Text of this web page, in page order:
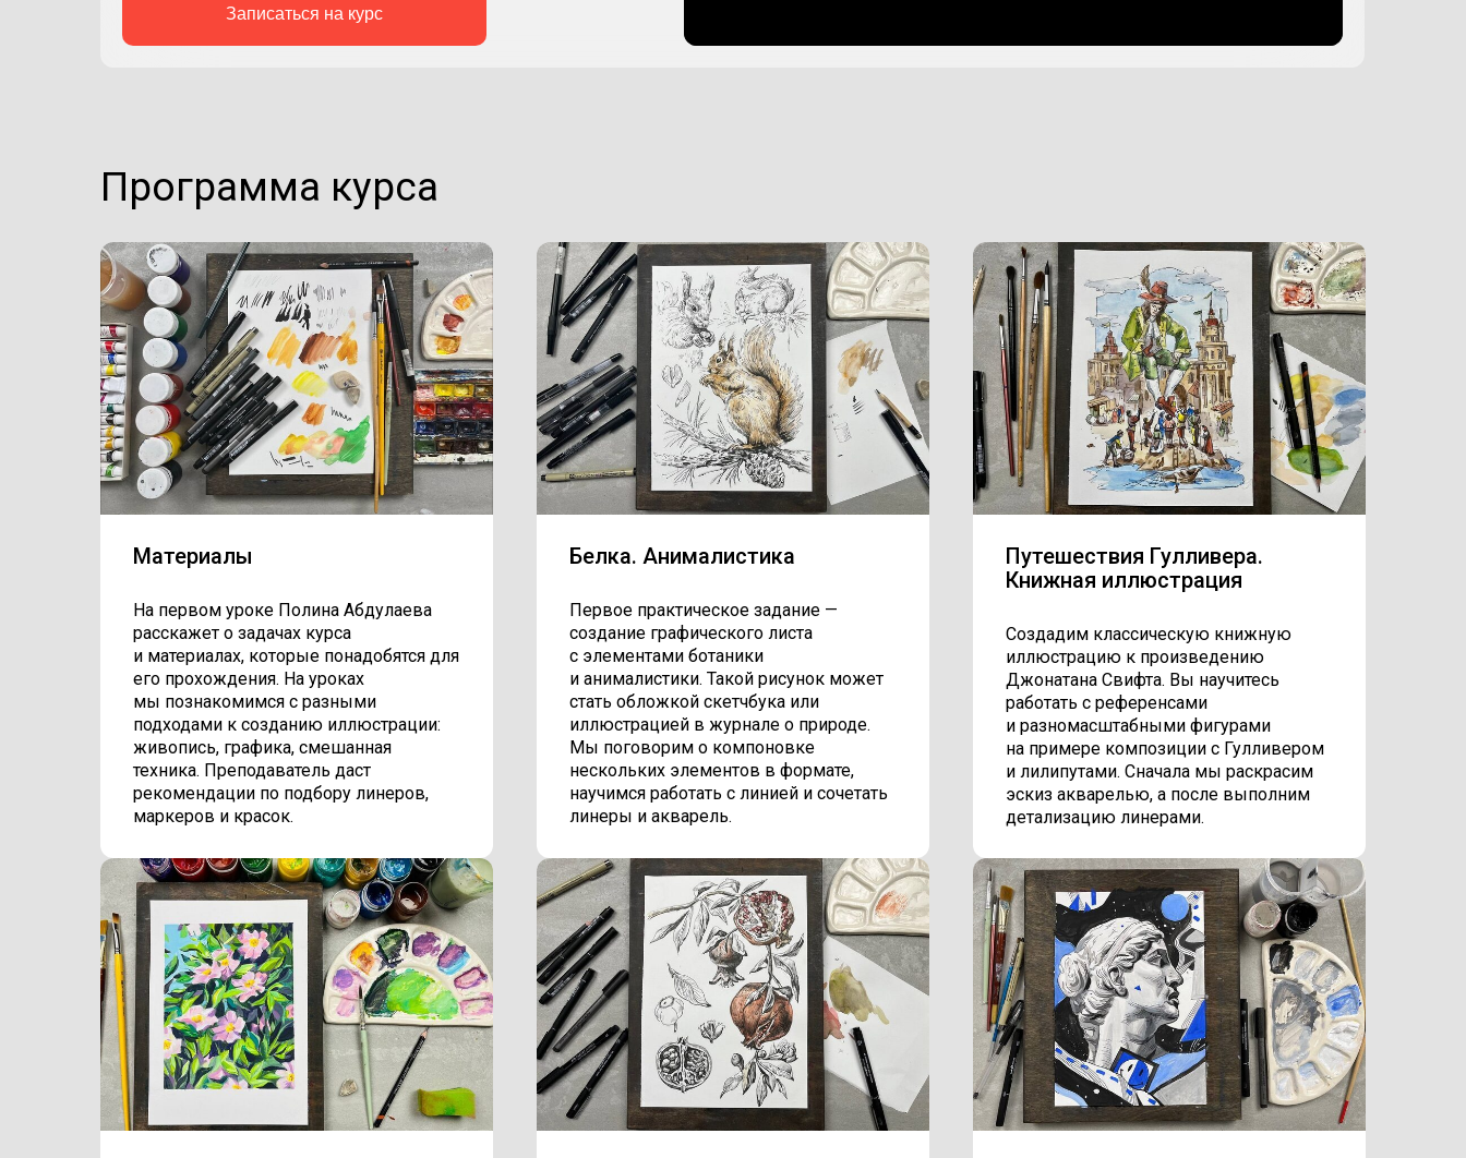
Записаться на курс
Программа курса
Материалы
На первом уроке Полина Абдулаева
расскажет о задачах курса
и материалах, которые понадобятся для
его прохождения. На уроках
мы познакомимся с разными
подходами к созданию иллюстрации:
живопись, графика, смешанная
техника. Преподаватель даст
рекомендации по подбору линеров,
маркеров и красок.
Белка. Анималистика
Первое практическое задание —
создание графического листа
с элементами ботаники
и анималистики. Такой рисунок может
стать обложкой скетчбука или
иллюстрацией в журнале о природе.
Мы поговорим о компоновке
нескольких элементов в формате,
научимся работать с линией и сочетать
линеры и акварель.
Путешествия Гулливера.
Книжная иллюстрация
Создадим классическую книжную
иллюстрацию к произведению
Джонатана Свифта. Вы научитесь
работать с референсами
и разномасштабными фигурами
на примере композиции с Гулливером
и лилипутами. Сначала мы раскрасим
эскиз акварелью, а после выполним
детализацию линерами.